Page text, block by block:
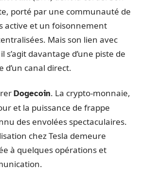
porté par une communauté de
active et un foisonnement
Mais son lien avec
s’agit davantage d’une piste de
d’un canal direct.
Dogecoin. La crypto-monnaie,
et la puissance de frappe
des envolées spectaculaires.
chez Tesla demeure
à quelques opérations et